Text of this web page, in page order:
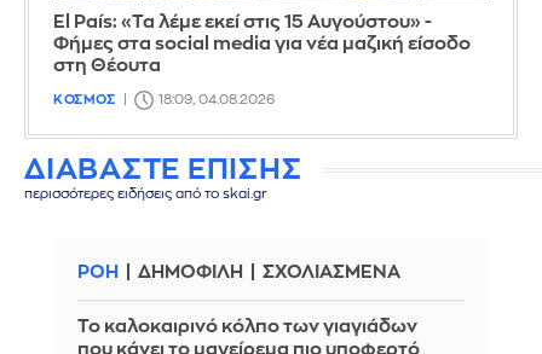
El País: «Τα λέμε εκεί στις 15 Αυγούστου» -
Φήμες στα social media για νέα μαζική είσοδο
στη Θέουτα
ΚΟΣΜΟΣ 18:09, 04.08.2026
ΔΙΑΒΑΣΤΕ ΕΠΙΣΗΣ
περισσότερες ειδήσεις από το skai.gr
ΡΟΗ ΔΗΜΟΦΙΛΗ ΣΧΟΛΙΑΣΜΕΝΑ
Το καλοκαιρινό κόλπο των γιαγιάδων
που κάνει το μαγείρεμα πιο υποφερτό